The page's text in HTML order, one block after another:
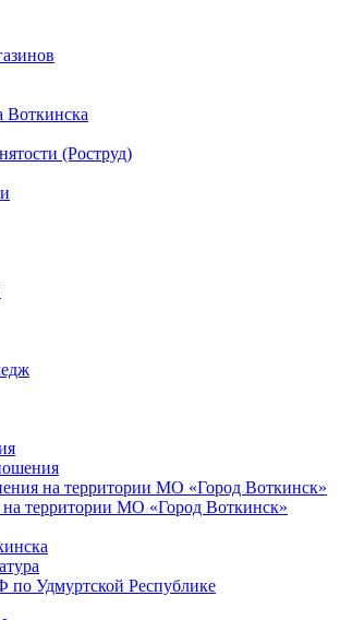
Воткинска
(Роструд)
на территории МО «Город Воткинск»
территории МО «Город Воткинск»
по Удмуртской Республике